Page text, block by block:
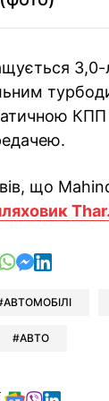
що
у Telegram
уу X у
відправити
АВТОМОБІЛІ
АВТО